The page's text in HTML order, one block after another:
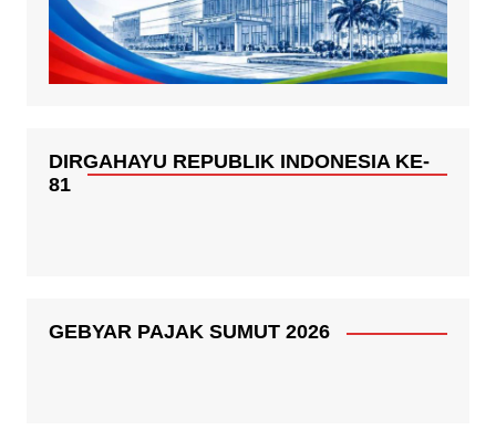
DIRGAHAYU REPUBLIK INDONESIA KE-
81
GEBYAR PAJAK SUMUT 2026